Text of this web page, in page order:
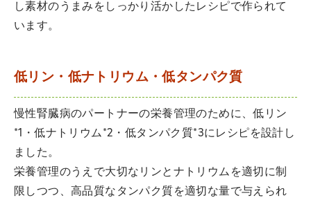
し素材のうまみをしっかり活かしたレシピで作られて
います。
低リン・低ナトリウム・低タンパク質
慢性腎臓病のパートナーの栄養管理のために、低リン
*1・低ナトリウム*2・低タンパク質*3にレシピを設計し
ました。
栄養管理のうえで大切なリンとナトリウムを適切に制
限しつつ、高品質なタンパク質を適切な量で与えられ